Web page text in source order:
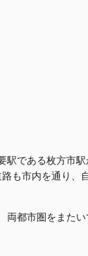
駅である枚方市
も市内を通り、
両都市圏をまた